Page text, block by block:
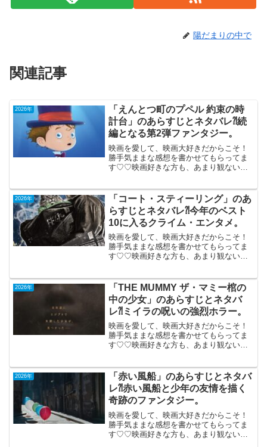
陽だまりの中で
関連記事
2026年
「えんとつ町のプペル 約束の時
計台」のあらすじとネタバレ⁈続
編となる第2弾ファンタジー。
映画を愛して、映画大好きだからこそ！
勝手気ままな感想を書かせてもらってま
す♡♡映画好きな方も、あまり観ない方
（98分）「えんとつ町のプペル」の続編
となる...
2026年
「コート・スティーリング」のあ
らすじとネタバレ⁈今年のベスト
10に入るクライム・エンタメ。
映画を愛して、映画大好きだからこそ！
勝手気ままな感想を書かせてもらってま
す♡♡映画好きな方も、あまり観ない方
日公開（107分）早くも今年のベスト10
に...
2026年
「THE MUMMY ザ・マミー棺の
中の少女」のあらすじとネタバ
レ⁈ミイラの呪いの強烈ホラー。
映画を愛して、映画大好きだからこそ！
勝手気ままな感想を書かせてもらってま
す♡♡映画好きな方も、あまり観ない方
ルランド・米合作2026年5月15日公開
（1...
2026年
「赤い風船」のあらすじとネタバ
レ⁈赤い風船と少年の友情を描く
奇跡のファンタジー。
映画を愛して、映画大好きだからこそ！
勝手気ままな感想を書かせてもらってま
す♡♡映画好きな方も、あまり観ない方